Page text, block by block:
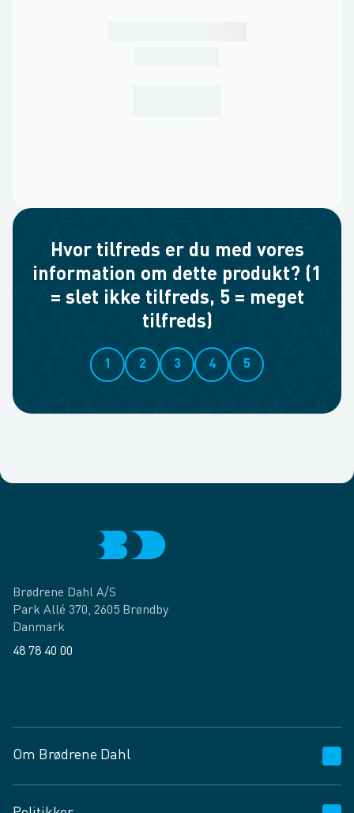
Hvor tilfreds er du med vores
information om dette produkt? (1
= slet ikke tilfreds, 5 = meget
tilfreds)
1 2 3 4 5
Brødrene Dahl A/S
Park Allé 370, 2605 Brøndby
Danmark
48 78 40 00
Om Brødrene Dahl